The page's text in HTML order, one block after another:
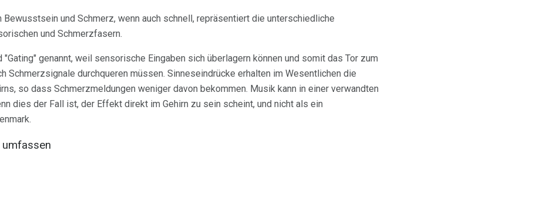
und Schmerz, wenn auch schnell, repräsentiert die unterschiedliche
und Schmerzfasern.
genannt, weil sensorische Eingaben sich überlagern können und somit das Tor zum
Schmerzsignale durchqueren müssen. Sinneseindrücke erhalten im Wesentlichen die
so dass Schmerzmeldungen weniger davon bekommen. Musik kann in einer verwandten
dies der Fall ist, der Effekt direkt im Gehirn zu sein scheint, und nicht als ein
umfassen